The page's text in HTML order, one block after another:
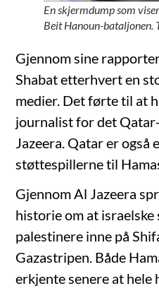
En skjermdump som
Beit Hanoun-bataljonen.
Gjennom sine
Shabat etterhvert en
medier. Det førte til at
journalist for det
Jazeera. Qatar er også
støttespillerne til
Gjennom Al Jazeera
historie om at
palestinere inne på
Gazastripen. Både
erkjente senere at